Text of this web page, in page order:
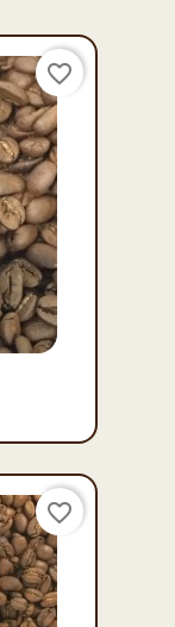
favorite_border
favorite_border